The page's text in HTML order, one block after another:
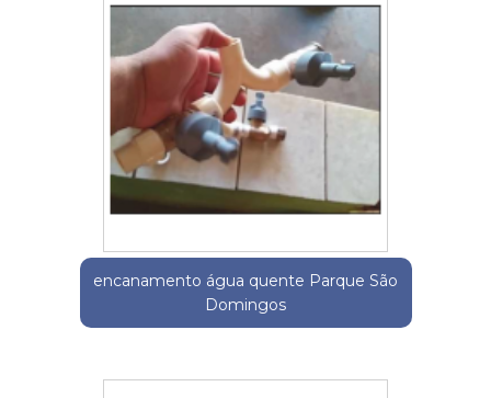
encanamento água quente Parque São
Domingos